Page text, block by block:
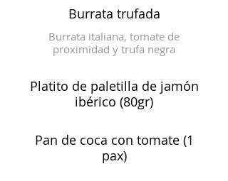
Burrata trufada
Burrata italiana, tomate de
proximidad y trufa negra
Platito de paletilla de jamón
ibérico (80gr)
Pan de coca con tomate (1
pax)